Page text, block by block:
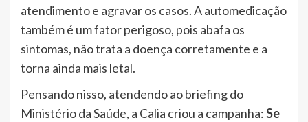
atendimento e agravar os casos. A automedicação
também é um fator perigoso, pois abafa os
sintomas, não trata a doença corretamente e a
torna ainda mais letal.
Pensando nisso, atendendo ao briefing do
Ministério da Saúde, a Calia criou a campanha:Se